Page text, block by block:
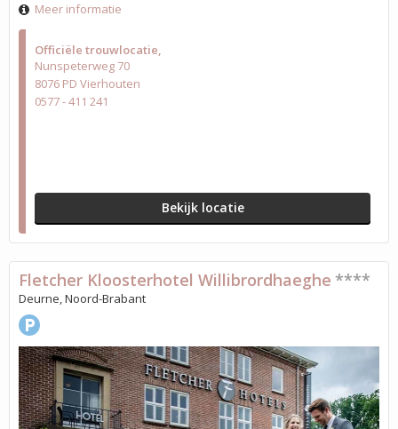
Officiële trouwlocatie
Nunspeterweg 70
8076 PD Vierhouten
0577 - 411 241
Bekijk locatie
Meer informatie
Fletcher Kloosterhotel Willibrordhaeghe ****
Deurne, Noord-Brabant